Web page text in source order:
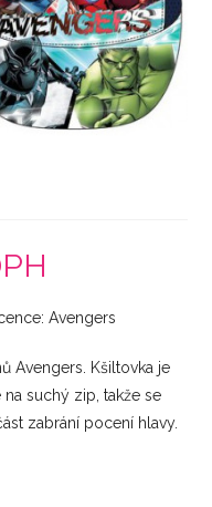
Avengers
Avengers. Kšiltovka je
suchý zip, takže se
zabrání pocení hlavy.